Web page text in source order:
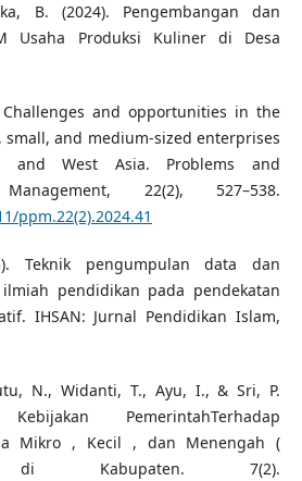
B. (2024). Pengembangan dan
Usaha Produksi Kuliner di Desa
Challenges and opportunities in the
and medium-sized enterprises
and West Asia. Problems and
22(2), 527–538.
ppm.22(2).2024.41
Teknik pengumpulan data dan
pendidikan pada pendekatan
IHSAN: Jurnal Pendidikan Islam,
N., Widanti, T., Ayu, I., & Sri, P.
PemerintahTerhadap
Mikro , Kecil , dan Menengah (
Kabupaten. 7(2).